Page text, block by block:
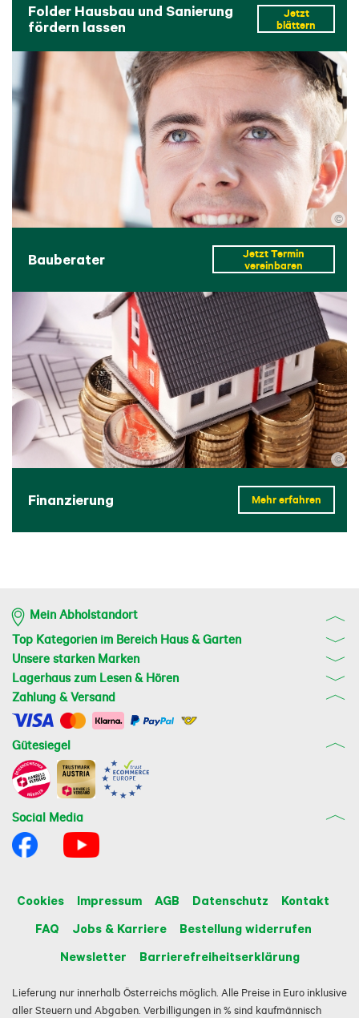
Folder Hausbau und Sanierung
fördern lassen
Jetzt
blättern
Bauberater
Jetzt Termin
vereinbaren
©
Finanzierung Mehr erfahren
©
Mein Abholstandort
Top Kategorien im Bereich Haus & Garten
Unsere starken Marken
Lagerhaus zum Lesen & Hören
Zahlung & Versand
Gütesiegel
Social Media
Cookies Impressum AGB Datenschutz
Kontakt
FAQ
Jobs & Karriere
Bestellung widerrufen
Newsletter
Barrierefreiheitserklärung
Lieferung nur innerhalb Österreichs möglich. Alle Preise in Euro inklusive
aller Steuern und Abgaben. Verbilligungen in % sind kaufmännisch